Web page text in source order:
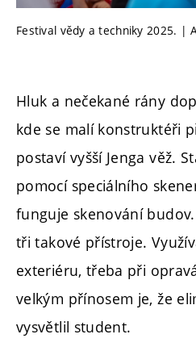
Festival vědy a techniky 2025. |
Hluk a nečekané rány
kde se malí konstruktéři
postaví vyšší Jenga věž.
pomocí speciálního
funguje skenování
tři takové přístroje.
exteriéru, třeba při
velkým přínosem je, že
vysvětlil student.